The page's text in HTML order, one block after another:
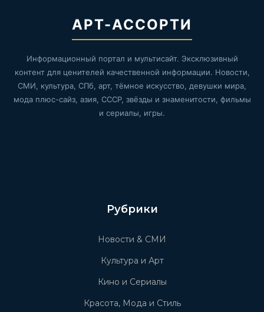
АРТ-АССОРТИ
Информационный портал и мультисайт. Эксклюзивный
контент для ценителей качественной информации. Новости,
СМИ, культура, СПб, арт, тёмное искусство, девушки мира,
мода плюс-сайз, азия, СССР, звёзды и знаменитости, фильмы
и сериалы, игры.
Рубрики
Новости & СМИ
Культура и Арт
Кино и Сериалы
Красота, Мода и Стиль